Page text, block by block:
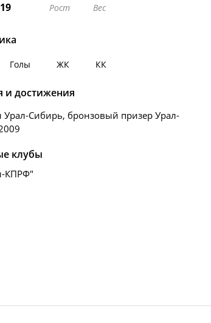
Рост Вес
Голы ЖК КК
и достижения
Сибирь, бронзовый призер Урал-
клубы
КПРФ"